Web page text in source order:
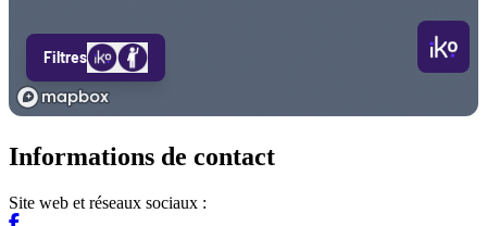
Informations de contact
Site web et réseaux sociaux :